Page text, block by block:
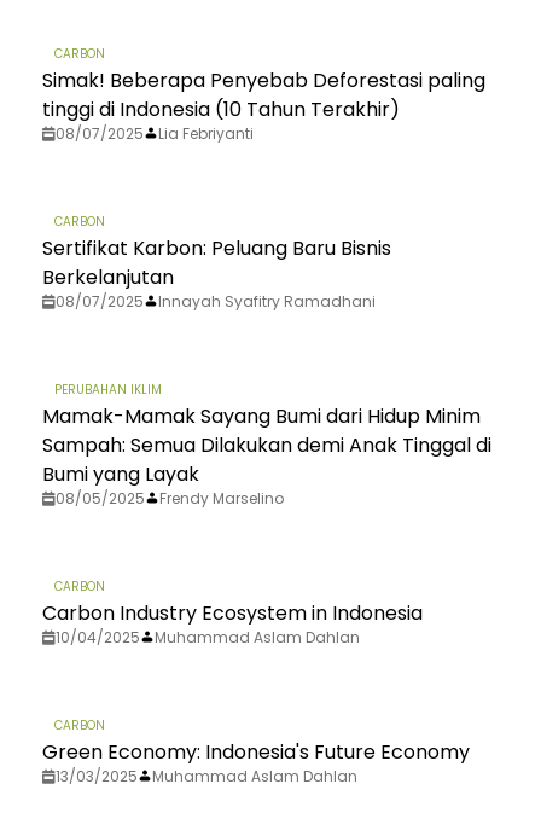
CARBON
Simak! Beberapa Penyebab Deforestasi paling
tinggi di Indonesia (10 Tahun Terakhir)
08/07/2025 Lia Febriyanti
CARBON
Sertifikat Karbon: Peluang Baru Bisnis
Berkelanjutan
08/07/2025 Innayah Syafitry Ramadhani
PERUBAHAN IKLIM
Mamak-Mamak Sayang Bumi dari Hidup Minim
Sampah: Semua Dilakukan demi Anak Tinggal di
Bumi yang Layak
08/05/2025 Frendy Marselino
CARBON
Carbon Industry Ecosystem in Indonesia
10/04/2025 Muhammad Aslam Dahlan
CARBON
Green Economy: Indonesia's Future Economy
13/03/2025 Muhammad Aslam Dahlan